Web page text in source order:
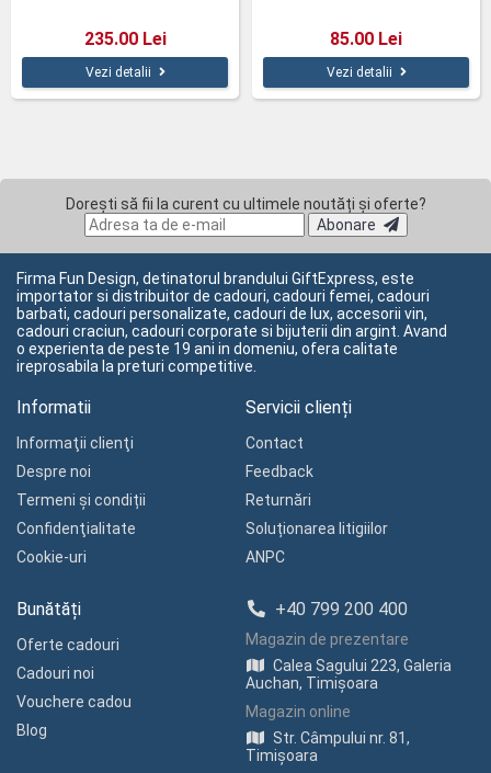
235.00 Lei
Vezi detalii
85.00 Lei
Vezi detalii
Dorești să fii la curent cu ultimele noutăți și oferte?
Abonare
Firma Fun Design, detinatorul brandului GiftExpress, este
importator si distribuitor de cadouri, cadouri femei, cadouri
barbati, cadouri personalizate, cadouri de lux, accesorii vin,
cadouri craciun, cadouri corporate si bijuterii din argint. Avand
o experienta de peste 19 ani in domeniu, ofera calitate
ireprosabila la preturi competitive.
Informatii
Informaţii clienţi
Despre noi
Termeni și condiții
Confidenţialitate
Cookie-uri
Servicii clienți
Contact
Feedback
Returnări
Soluționarea litigiilor
ANPC
Bunătăți
Oferte cadouri
Cadouri noi
Vouchere cadou
Blog
+40 799 200 400
Magazin de prezentare
Calea Sagului 223, Galeria
Auchan, Timișoara
Magazin online
Str. Câmpului nr. 81,
Timișoara